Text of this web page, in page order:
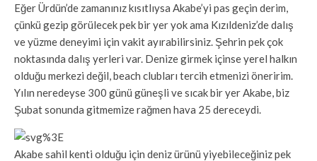
Eğer Ürdün’de zamanınız kısıtlıysa Akabe’yi pas geçin derim,
çünkü gezip görülecek pek bir yer yok ama Kızıldeniz’de dalış
ve yüzme deneyimi için vakit ayırabilirsiniz. Şehrin pek çok
noktasında dalış yerleri var. Denize girmek içinse yerel halkın
olduğu merkezi değil, beach clubları tercih etmenizi öneririm.
Yılın neredeyse 300 günü güneşli ve sıcak bir yer Akabe, biz
Şubat sonunda gitmemize rağmen hava 25 dereceydi.
Akabe sahil kenti olduğu için deniz ürünü yiyebileceğiniz pek